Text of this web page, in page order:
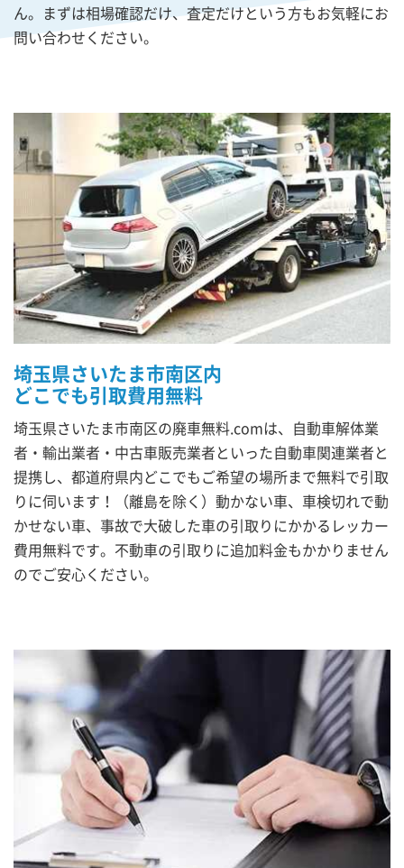
ん。まずは相場確認だけ、査定だけという方もお気軽にお
問い合わせください。
埼玉県さいたま市南区内
どこでも引取費用無料
埼玉県さいたま市南区の廃車無料.comは、自動車解体業
者・輸出業者・中古車販売業者といった自動車関連業者と
提携し、都道府県内どこでもご希望の場所まで無料で引取
りに伺います！（離島を除く）動かない車、車検切れで動
かせない車、事故で大破した車の引取りにかかるレッカー
費用無料です。不動車の引取りに追加料金もかかりません
のでご安心ください。